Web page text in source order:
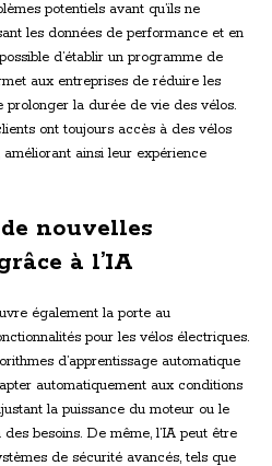
potentiels avant qu’ils ne
les données de performance et en
d’établir un programme de
aux entreprises de réduire les
prolonger la durée de vie des vélos.
ont toujours accès à des vélos
ainsi leur expérience
nouvelles
à l’IA
également la porte au
pour les vélos électriques.
d’apprentissage automatique
automatiquement aux conditions
la puissance du moteur ou le
besoins. De même, l’IA peut être
de sécurité avancés, tels que